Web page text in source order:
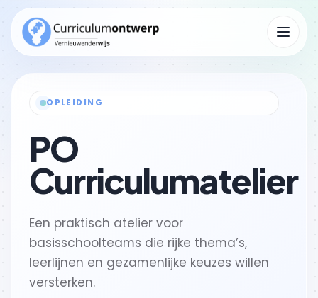
Menu
OPLEIDING
PO
Curriculumatelier
Een praktisch atelier voor
basisschoolteams die rijke thema’s,
leerlijnen en gezamenlijke keuzes willen
versterken.